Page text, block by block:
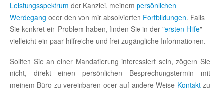
Leistungsspektrum der Kanzlei, meinem persönlichen
Werdegang oder den von mir absolvierten Fortbildungen. Falls
Sie konkret ein Problem haben, finden Sie in der "ersten Hilfe"
vielleicht ein paar hilfreiche und frei zugängliche Informationen.
Sollten Sie an einer Mandatierung interessiert sein, zögern Sie
nicht, direkt einen persönlichen Besprechungstermin mit
meinem Büro zu vereinbaren oder auf andere Weise Kontaktzu